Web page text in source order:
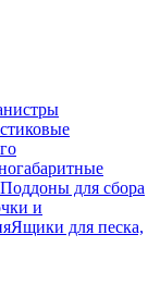
Поддоны для сбора
и
Ящики для песка,